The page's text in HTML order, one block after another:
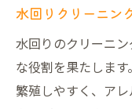
水回りクリーニン
水回りのクリーニ
な役割を果たしま
繁殖しやすく、ア